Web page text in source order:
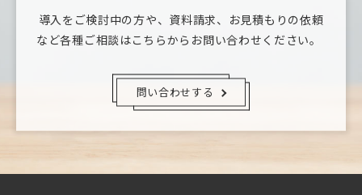
導入をご検討中の方や、資料請求、お見積もりの依頼
など各種ご相談はこちらからお問い合わせください。
問い合わせする